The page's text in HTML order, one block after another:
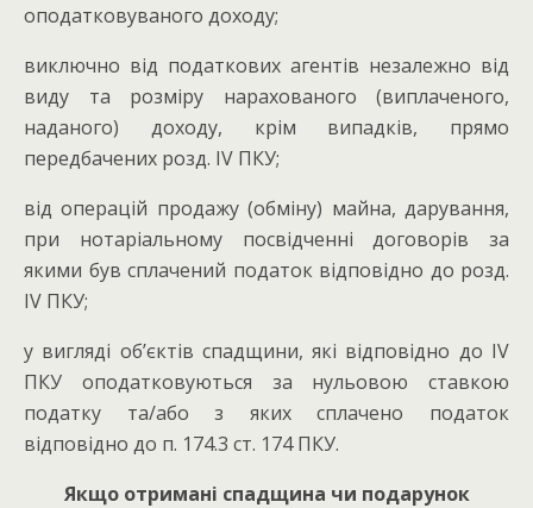
оподатковуваного доходу;
виключно від податкових агентів незалежно від
виду та розміру нарахованого (виплаченого,
наданого) доходу, крім випадків, прямо
передбачених розд. IV ПКУ;
від операцій продажу (обміну) майна, дарування,
при нотаріальному посвідченні договорів за
якими був сплачений податок відповідно до розд.
IV ПКУ;
у вигляді об’єктів спадщини, які відповідно до IV
ПКУ оподатковуються за нульовою ставкою
податку та/або з яких сплачено податок
відповідно до п. 174.3 ст. 174 ПКУ.
Якщо отримані спадщина чи подарунок